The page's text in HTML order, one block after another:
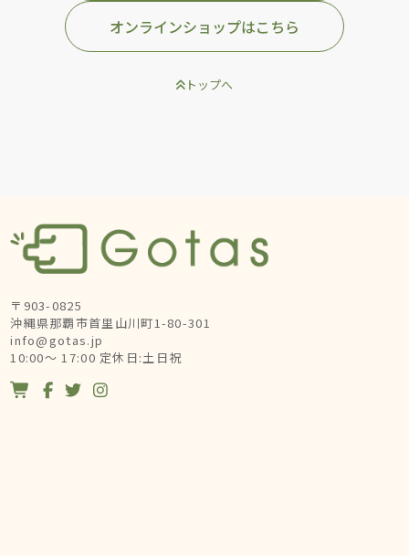
オンラインショップはこちら
トップへ
〒903-0825
沖縄県那覇市首里山川町1-80-301
info@gotas.jp
10:00～ 17:00 定休日:土日祝
   